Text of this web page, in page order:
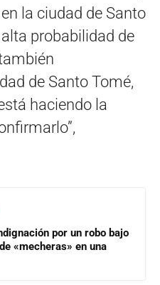
la ciudad de Santo
probabilidad de
de Santo Tomé,
haciendo la
por un robo bajo
«mecheras» en una